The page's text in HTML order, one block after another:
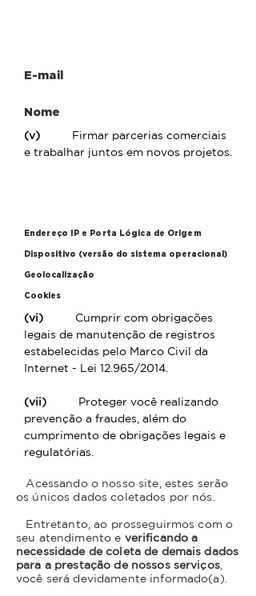
E-mail
Nome
(v) Firmar parcerias comerciais
e trabalhar juntos em novos projetos.
Endereço IP e Porta Lógica de Origem
Dispositivo (versão do sistema operacional)
Geolocalização
Cookies
(vi) Cumprir com obrigações
legais de manutenção de registros
estabelecidas pelo Marco Civil da
Internet - Lei 12.965/2014.
(vii) Proteger você realizando
prevenção a fraudes, além do
cumprimento de obrigações legais e
regulatórias.
Acessando o nosso site, estes serão
os únicos dados coletados por nós.
Entretanto, ao prosseguirmos com o
seu atendimento e verificando a
necessidade de coleta de demais dados
para a prestação de nossos serviços,
você será devidamente informado(a).